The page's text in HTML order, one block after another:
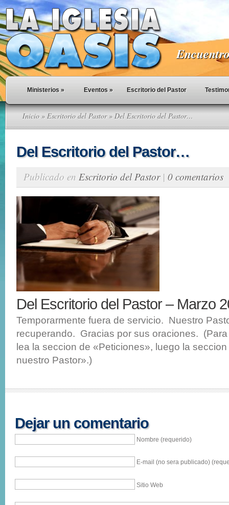
Ministerios » Eventos » Escritorio del Pastor
Inicio » Escritorio del Pastor» Del Escritorio del Pastor…
Del Escritorio del Pastor…
Publicado en Escritorio del Pastor| 0 comentarios
Del Escritorio del Pastor – Marzo
Temporarmente fuera de servicio. Nuestro
recuperando. Gracias por sus oraciones.
lea la seccion de «Peticiones», luego la
nuestro Pastor».)
Dejar un comentario
Nombre (requerido)
E-mail (no sera publicado)
Sitio Web